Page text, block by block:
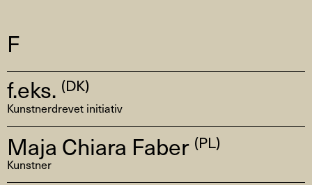
F
f.eks. (DK)
Kunstnerdrevet initiativ
Maja Chiara Faber (PL)
Kunstner